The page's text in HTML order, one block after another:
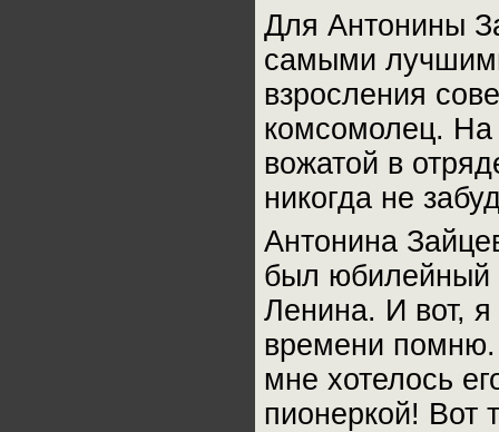
Для Антонины
самыми
взросления
комсомолец. На
вожатой в
никогда не
Антонина
был юбилейный
Ленина. И вот,
времени помню.
мне хотелось
пионеркой! Вот